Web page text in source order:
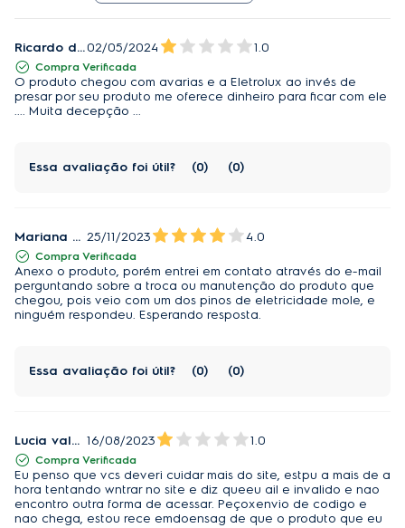
Ricardo de Melo Cabadas02/05/2024 1.0
Compra Verificada
O produto chegou com avarias e a Eletrolux ao invés de
presar por seu produto me oferece dinheiro para ficar com ele
.... Muita decepção ...
Essa avaliação foi útil? 0 0
Mariana Peixoto 25/11/2023 4.0
Compra Verificada
Anexo o produto, porém entrei em contato através do e-mail
perguntando sobre a troca ou manutenção do produto que
chegou, pois veio com um dos pinos de eletricidade mole, e
ninguém respondeu. Esperando resposta.
Essa avaliação foi útil? 0 0
Lucia valeria ramos Simone 16/08/2023 1.0
Compra Verificada
Eu penso que vcs deveri cuidar mais do site, estpu a mais de a
hora tentando wntrar no site e diz queeu ail e invalido e nao
encontro outra forma de acessar. Peçoxenvio de codigo e
nao chega, estou rece emdoensag de que o produto que eu